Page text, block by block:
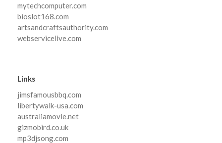
mytechcomputer.com
bioslot168.com
artsandcraftsauthority.com
webservicelive.com
Links
jimsfamousbbq.com
libertywalk-usa.com
australiamovie.net
gizmobird.co.uk
mp3djsong.com